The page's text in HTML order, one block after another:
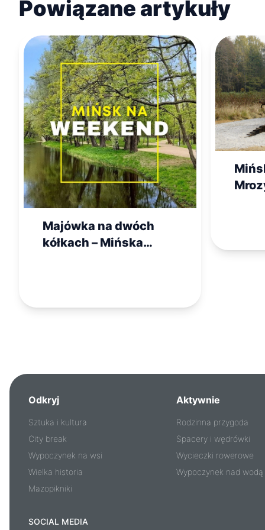
Powiązane artykuły
Majówka na dwóch
kółkach – Mińska
Odkryj
Sztuka i kultura
City break
Wypoczynek na wsi
Wielka historia
Mazopikniki
Aktywnie
Rodzinna przygoda
Spacery i wędrówki
Wycieczki rowerowe
Wypoczynek nad wodą
SOCIAL MEDIA